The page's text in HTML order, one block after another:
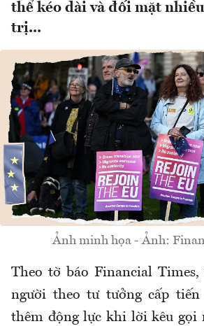
thể kéo dài và đối mặt
trị...
Ảnh minh họa - Ảnh:
Theo tờ báo Financial
người theo tư tưởng cấp tiến
thêm động lực khi lời kêu gọi